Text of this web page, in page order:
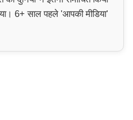
6+ साल पहले 'आपकी मीडिया'